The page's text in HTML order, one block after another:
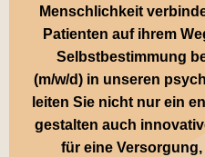
Menschlichkeit
Patienten auf ihrem
Selbstbestimmung
(m/w/d) in unseren
leiten Sie nicht nur ein
gestalten auch
für eine